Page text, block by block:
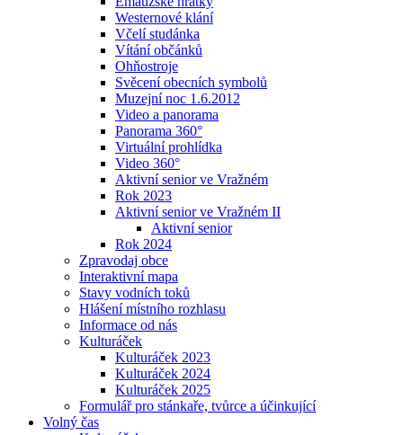
Westernové klání
Včelí studánka
Vítání občánků
Ohňostroje
Svěcení obecních symbolů
Muzejní noc 1.6.2012
Video a panorama
Panorama 360°
Virtuální prohlídka
Video 360°
Aktivní senior ve Vražném
Rok 2023
Aktivní senior ve Vražném II
Aktivní senior
Rok 2024
Zpravodaj obce
Interaktivní mapa
Stavy vodních toků
Hlášení místního rozhlasu
Informace od nás
Kulturáček
Kulturáček 2023
Kulturáček 2024
Kulturáček 2025
Formulář pro stánkaře, tvůrce a účinkující
Volný čas